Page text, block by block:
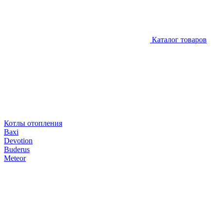
Каталог товаров
Котлы отопления
Baxi
Devotion
Buderus
Meteor